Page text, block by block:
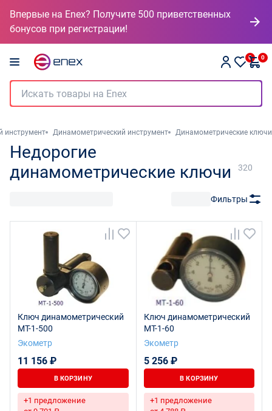
Впервые на Enex? Получите 500 приветственных
бонусов при регистрации!
0 0
инструмент Динамометрический инструмент Динамометрические ключи
Недорогие
динамометрические ключи
320
Фильтры
Ключ динамометрический
МТ-1-500
Экометр
11 156 ₽
В КОРЗИНУ
+1 предложение
Ключ динамометрический
МТ-1-60
Экометр
5 256 ₽
В КОРЗИНУ
+1 предложение